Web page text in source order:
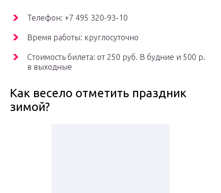
Телефон: +7 495 320-93-10
Время работы: круглосуточно
Стоимость билета: от 250 руб. В будние и 500 р.
в выходные
Как весело отметить праздник
зимой?